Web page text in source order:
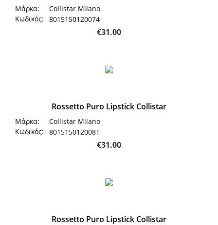
Μάρκα:
Collistar Milano
Κωδικός:
8015150120074
€31.00
Rossetto Puro Lipstick Collistar
Μάρκα:
Collistar Milano
Κωδικός:
8015150120081
€31.00
Rossetto Puro Lipstick Collistar